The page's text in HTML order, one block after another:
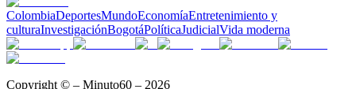
ColombiaDeportesMundoEconomíaEntretenimiento y
culturaInvestigaciónBogotáPolíticaJudicialVida moderna
Copyright © – Minuto60 – 2026